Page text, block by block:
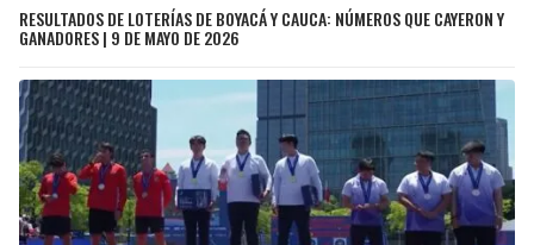
RESULTADOS DE LOTERÍAS DE BOYACÁ Y CAUCA: NÚMEROS QUE CAYERON Y
GANADORES | 9 DE MAYO DE 2026